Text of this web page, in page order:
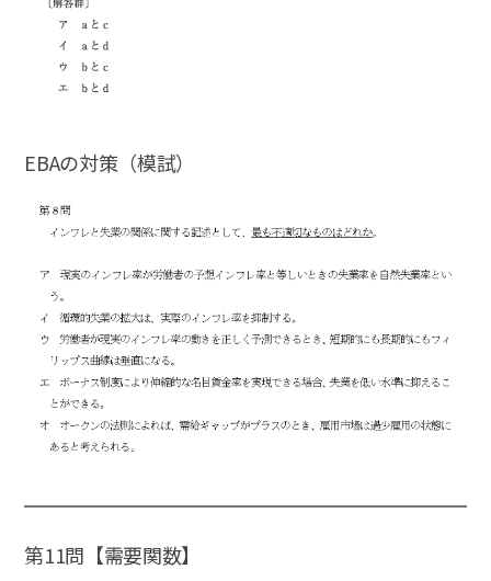
EBAの対策（模試）
第11問【需要関数】